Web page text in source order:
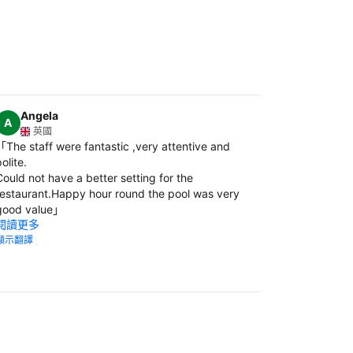
A
Angela
英國
「The staff were fantastic ,very attentive and
not have a better setting for the
hour round the pool was very
value」
讀更多
示翻譯